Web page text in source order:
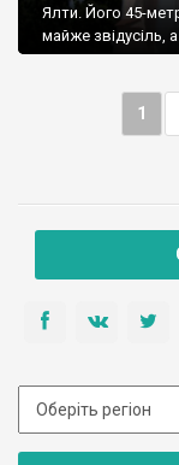
Ялти. Його 45-
майже звідусіль,
1